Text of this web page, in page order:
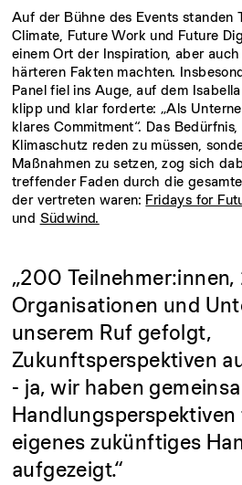
Auf der Bühne des Events standen
Climate, Future Work und Future
einem Ort der Inspiration, aber
härteren Fakten machten.
Panel fiel ins Auge, auf dem
klipp und klar forderte: „Als
klares Commitment“. Das
Klimaschutz reden zu müssen,
Maßnahmen zu setzen, zog sich
treffender Faden durch die
der vertreten waren: Fridays for
und Südwind.
„200 Teilnehmer:innen,
Organisationen und
unserem Ruf gefolgt,
Zukunftsperspektiven
- ja, wir haben
Handlungsperspektiven
eigenes zukünftiges
aufgezeigt.“